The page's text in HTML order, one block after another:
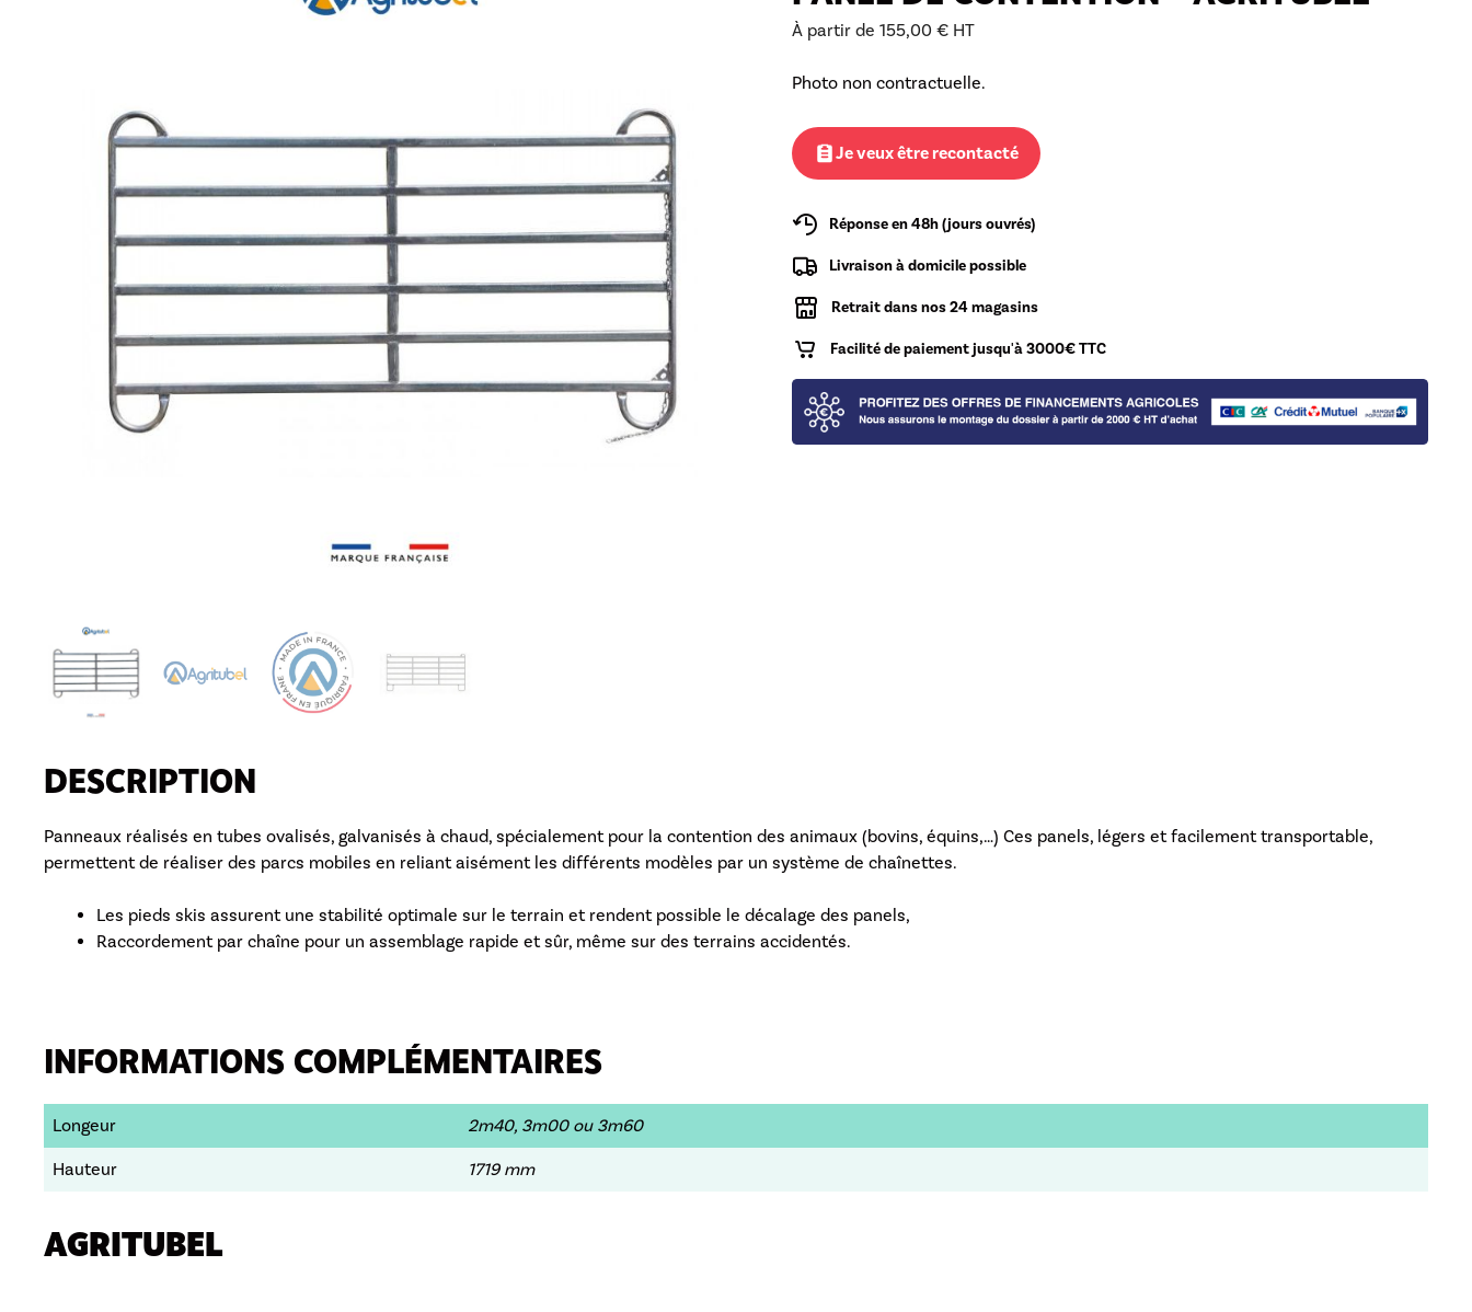
À partir de 155,00 €HT
Photo non contractuelle.
Je veux être recontacté
Réponse en 48h (jours ouvrés)
Livraison à domicile possible
Retrait dans nos 24 magasins
Facilité de paiement jusqu'à 3000€ TTC
DESCRIPTION
Panneaux réalisés en tubes ovalisés, galvanisés à chaud, spécialement pour la contention des animaux (bovins, équins,…) Ces panels, légers et facilement transportable,
permettent de réaliser des parcs mobiles en reliant aisément les différents modèles par un système de chaînettes.
Les pieds skis assurent une stabilité optimale sur le terrain et rendent possible le décalage des panels,
Raccordement par chaîne pour un assemblage rapide et sûr, même sur des terrains accidentés.
INFORMATIONS COMPLÉMENTAIRES
Longeur 2m40, 3m00 ou 3m60
Hauteur 1719 mm
AGRITUBEL